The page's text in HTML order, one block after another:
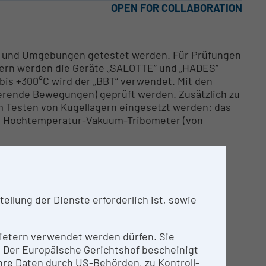
OPEN FOR COLLABORATION
Umgebungen getestet werden. Für Prüfungen
die Geräte „SALOTTE“ und „HADES“
+300°C wird der „BBT“ verwendet. Mit den
Bewegungen) geprüft werden. Zusätzlich zu
von Kugellagern eingesetzt werden: das
Vakuum-Tribometer (von
der Dienste erforderlich ist, sowie
verwendet werden dürfen. Sie
Der Europäische Gerichtshof bescheinigt
Daten durch US-Behörden, zu Kontroll-